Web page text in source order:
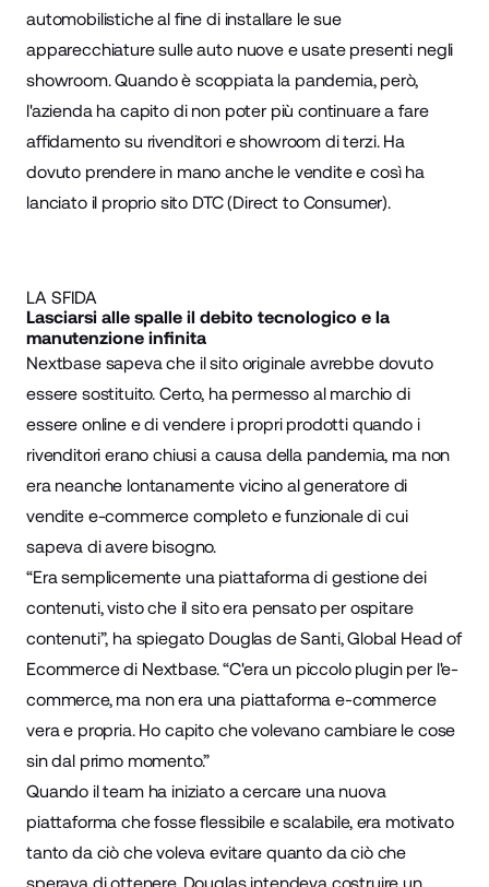
automobilistiche al fine di installare le sue
apparecchiature sulle auto nuove e usate presenti negli
showroom. Quando è scoppiata la pandemia, però,
l'azienda ha capito di non poter più continuare a fare
affidamento su rivenditori e showroom di terzi. Ha
dovuto prendere in mano anche le vendite e così ha
lanciato il proprio sito DTC (Direct to Consumer).
LA SFIDA
Lasciarsi alle spalle il debito tecnologico e la
manutenzione infinita
Nextbase sapeva che il sito originale avrebbe dovuto
essere sostituito. Certo, ha permesso al marchio di
essere online e di vendere i propri prodotti quando i
rivenditori erano chiusi a causa della pandemia, ma non
era neanche lontanamente vicino al generatore di
vendite e-commerce completo e funzionale di cui
sapeva di avere bisogno.
“Era semplicemente una piattaforma di gestione dei
contenuti, visto che il sito era pensato per ospitare
contenuti”, ha spiegato Douglas de Santi, Global Head of
Ecommerce di Nextbase. “C'era un piccolo plugin per l'e-
commerce, ma non era una piattaforma e-commerce
vera e propria. Ho capito che volevano cambiare le cose
sin dal primo momento.”
Quando il team ha iniziato a cercare una nuova
piattaforma che fosse flessibile e scalabile, era motivato
tanto da ciò che voleva evitare quanto da ciò che